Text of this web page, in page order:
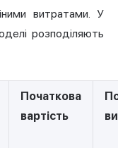
витратами. У
розподіляють
Початкова
вартість